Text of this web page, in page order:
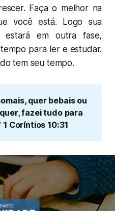
Faça o melhor na
você está. Logo sua
em outra fase,
para ler e estudar.
tem seu tempo.
quer bebais ou
fazei tudo para
Coríntios 10:31